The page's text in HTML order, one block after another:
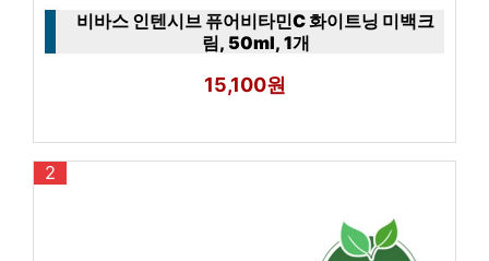
비바스 인텐시브 퓨어비타민C 화이트닝 미백크
림, 50ml, 1개
15,100원
2